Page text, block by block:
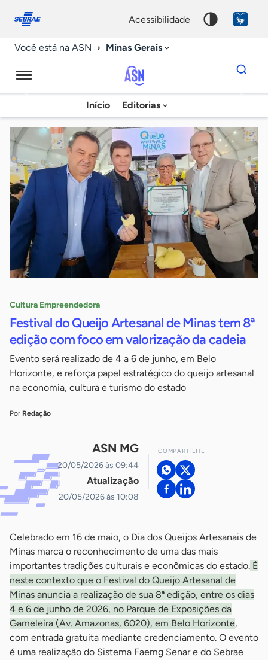
conosco
acessibilidade
Você está na ASN Minas Gerais
Agência
Sebrae
de
Notícias
Início Editorias
Dados
para
chave
Cultura Empreendedora
Festival do Queijo Artesanal de Minas tem 8ª
edição com foco em valorização da cadeia
Evento será realizado de 4 a 6 de junho, em Belo
Horizonte, e reforça papel estratégico do queijo artesanal
na economia, cultura e turismo do estado
Por Redação
ASN MG
20/05/2026 às 09:44
Atualização
20/05/2026 às 10:08
COMPARTILHE
Celebrado em 16 de maio, o Dia dos Queijos Artesanais de
Minas marca o reconhecimento de uma das mais
importantes tradições culturais e econômicas do estado. É
neste contexto que o Festival do Queijo Artesanal de
Minas anuncia a realização de sua 8ª edição, entre os dias
4 e 6 de junho de 2026, no Parque de Exposições da
Gameleira (Av. Amazonas, 6020), em Belo Horizonte,
com entrada gratuita mediante credenciamento. O evento
é uma realização do Sistema Faemg Senar e do Sebrae